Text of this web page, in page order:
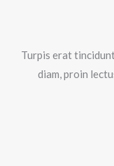
Turpis erat
diam, proin